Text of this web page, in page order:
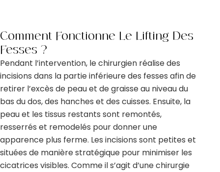
Comment Fonctionne Le Lifting Des
Fesses ?
Pendant l’intervention, le chirurgien réalise des
incisions dans la partie inférieure des fesses afin de
retirer l’excès de peau et de graisse au niveau du
bas du dos, des hanches et des cuisses. Ensuite, la
peau et les tissus restants sont remontés,
resserrés et remodelés pour donner une
apparence plus ferme. Les incisions sont petites et
situées de manière stratégique pour minimiser les
cicatrices visibles. Comme il s’agit d’une chirurgie